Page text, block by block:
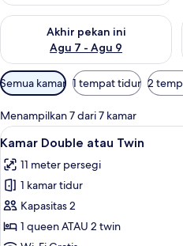
Akhir pekan ini
Agu 7 - Agu 9
Periksa ketersediaan untuk
Filter
tersedia
untuk
kamar
Semua kamar 1 tempat tidur 2
Menampilkan 7 dari 7 kamar
Lihat
semua
foto
untuk
Kamar
Double
31
Kamar Double atau Twin
11 meter persegi
1 kamar tidur
Kapasitas 2
1 queen ATAU 2 twin